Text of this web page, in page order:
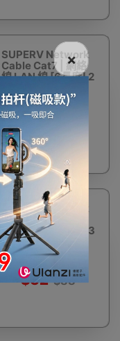
SUPERV Network
Cable Cat7 | 網絡
線 LAN 線 [6長度] 2
$56 $78
SUPERV Network
Cable Cat7 | 網絡
線 LAN 線 [6長度] 3
米 - 黑色
$62 $88
×